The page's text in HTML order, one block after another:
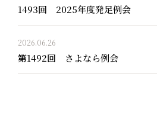
1493回 2025年度発足例会
2026.06.26
第1492回 さよなら例会